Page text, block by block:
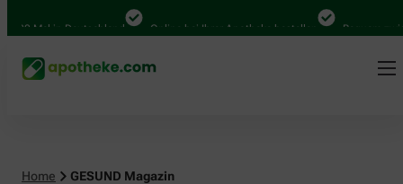
Mal in Deutschland Online bei Ihrer Apotheke bestellen Bequem
Home GESUND Magazin